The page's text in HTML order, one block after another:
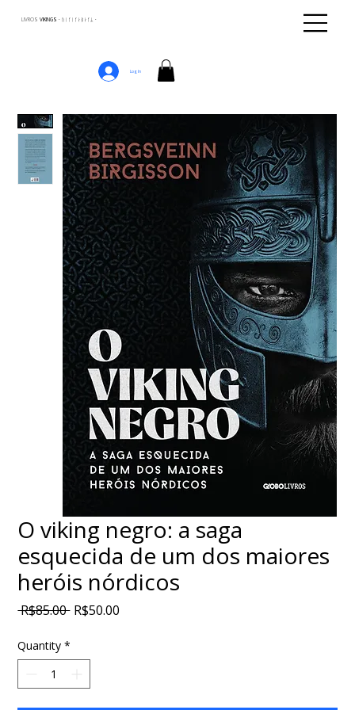
LIVROS VIKINGS · ᚢᛁᚴᛁᚴᛅᛒᛅᚴᛦ ·
Log In
O viking negro: a saga
esquecida de um dos maiores
heróis nórdicos
R$85.00 Regular
R$50.00
Quantity *